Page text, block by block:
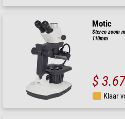
Motic
Stereo zoom
110mm
$
Klaar